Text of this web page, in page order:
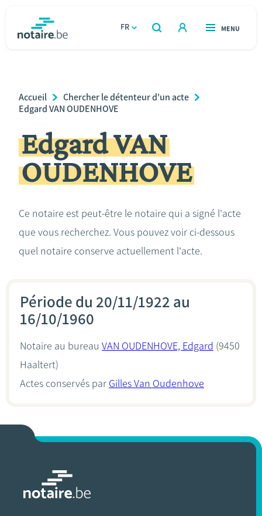
FR
OUVERT
RECHERCHER
OUVERT
MENU
Relations et vivre ensemble
Héritage et donations
Entreprendre
Calculateurs
Breadcrumb
Accueil
Chercher le détenteur d'un acte
Edgard VAN OUDENHOVE
Edgard VAN
OUDENHOVE
Ce notaire est peut-être le notaire qui a signé l'acte
que vous recherchez. Vous pouvez voir ci-dessous
quel notaire conserve actuellement l'acte.
Période du 20/11/1922 au
16/10/1960
Notaire au bureau VAN OUDENHOVE, Edgard (9450
Haaltert)
Actes conservés par Gilles Van Oudenhove